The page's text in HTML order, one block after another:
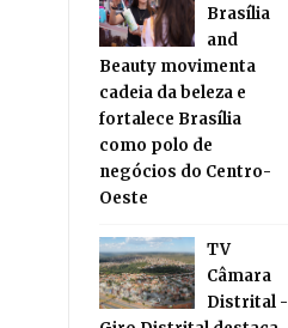
Brasília
and
Beauty movimenta
cadeia da beleza e
fortalece Brasília
como polo de
negócios do Centro-
Oeste
TV
Câmara
Distrital -